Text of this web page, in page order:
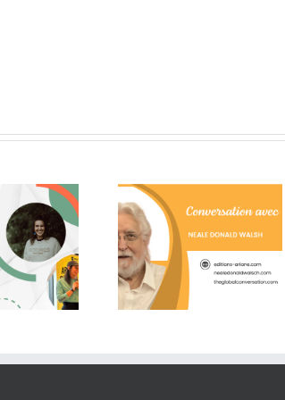
citations de
Donald Walsch
Un moment de pure
gratitude!